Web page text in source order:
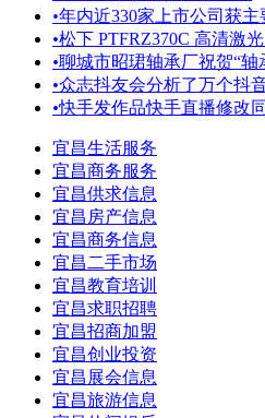
•年内近330家上市公司获主
•松下 PTFRZ370C 高清激
•聊城市昭珺轴承厂祝贺“轴
•众志抖友会分析了万个抖
•快手发作品快手直播修改
宜昌生活服务
宜昌商务服务
宜昌供求信息
宜昌房产信息
宜昌商务信息
宜昌二手市场
宜昌教育培训
宜昌求职招聘
宜昌招商加盟
宜昌创业投资
宜昌展会信息
宜昌旅游信息